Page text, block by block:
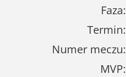
Faza:
Termin:
Numer meczu:
MVP: